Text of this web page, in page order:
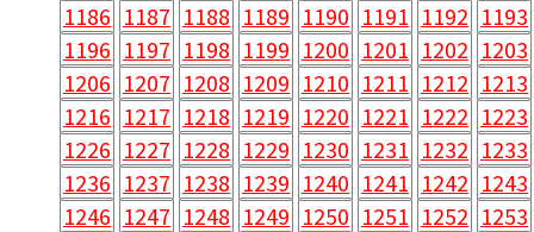
1186 1187 1188 1189 1190 1191 1192 1193
1196 1197 1198 1199 1200 1201 1202 1203
1206 1207 1208 1209 1210 1211 1212 1213
1216 1217 1218 1219 1220 1221 1222 1223
1226 1227 1228 1229 1230 1231 1232 1233
1236 1237 1238 1239 1240 1241 1242 1243
1246 1247 1248 1249 1250 1251 1252 1253